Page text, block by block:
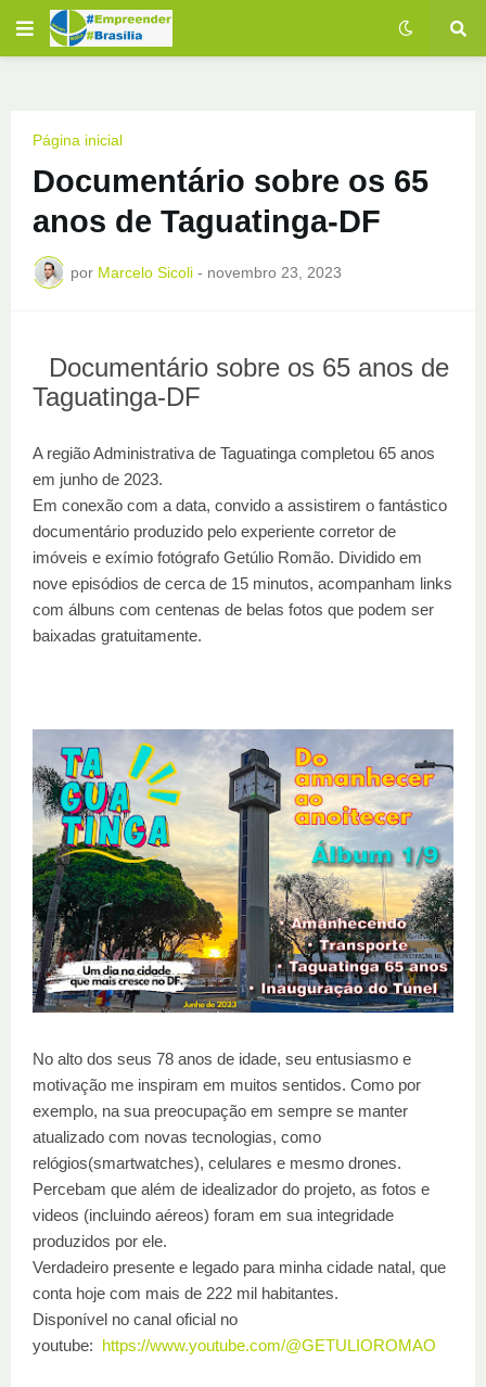
Página inicial
Documentário sobre os 65
anos de Taguatinga-DF
por Marcelo Sicoli - novembro 23, 2023
Documentário sobre os 65 anos de
Taguatinga-DF
A região Administrativa de Taguatinga completou 65 anos
em junho de 2023.
Em conexão com a data, convido a assistirem o fantástico
documentário produzido pelo experiente corretor de
imóveis e exímio fotógrafo Getúlio Romão. Dividido em
nove episódios de cerca de 15 minutos, acompanham links
com álbuns com centenas de belas fotos que podem ser
baixadas gratuitamente.
No alto dos seus 78 anos de idade, seu entusiasmo e
motivação me inspiram em muitos sentidos. Como por
exemplo, na sua preocupação em sempre se manter
atualizado com novas tecnologias, como
relógios(smartwatches), celulares e mesmo drones.
Percebam que além de idealizador do projeto, as fotos e
videos (incluindo aéreos) foram em sua integridade
produzidos por ele.
Verdadeiro presente e legado para minha cidade natal, que
conta hoje com mais de 222 mil habitantes.
Disponível no canal oficial no
youtube: https://www.youtube.com/@GETULIOROMAO